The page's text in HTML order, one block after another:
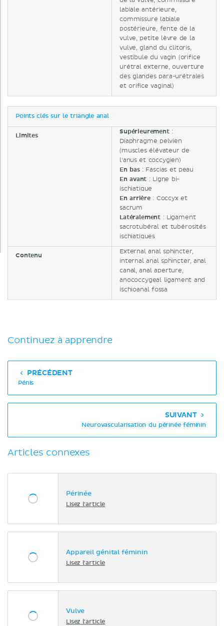
labiale antérieure,
commissure labiale
postérieure, fente de la
vulve, petite lèvre de la
vulve, gland du clitoris,
vestibule du vagin (orifice
urétral externe, ouverture
des glandes para-urétrales
et orifice vaginal)
Points clés sur le triangle anal
Limites
Supérieurement:
Diaphragme pelvien
(muscles élévateur de
l'anus et coccygien)
En bas: Fascias et peau
En avant : Ligne bi-
ischiatique
En arrière : Coccyx et
sacrum
Latéralement : Ligament
sacrotubéral et tubérosités
ischiatiques
Contenu
External anal sphincter,
internal anal sphincter, anal
canal, anal aperture,
anococcygeal ligament and
ischioanal fossa
Continuez à apprendre
PRÉCÉDENT
Pénis
SUIVANT
Neurovascularisation du périnée féminin
Articles connexes
Périnée
Lisez l'article
Appareil génital féminin
Lisez l'article
Vulve
Lisez l'article